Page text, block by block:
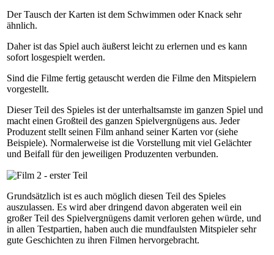
Der Tausch der Karten ist dem Schwimmen oder Knack sehr
ähnlich.
Daher ist das Spiel auch äußerst leicht zu erlernen und es kann
sofort losgespielt werden.
Sind die Filme fertig getauscht werden die Filme den Mitspielern
vorgestellt.
Dieser Teil des Spieles ist der unterhaltsamste im ganzen Spiel und
macht einen Großteil des ganzen Spielvergnügens aus. Jeder
Produzent stellt seinen Film anhand seiner Karten vor (siehe
Beispiele). Normalerweise ist die Vorstellung mit viel Gelächter
und Beifall für den jeweiligen Produzenten verbunden.
Grundsätzlich ist es auch möglich diesen Teil des Spieles
auszulassen. Es wird aber dringend davon abgeraten weil ein
großer Teil des Spielvergnügens damit verloren gehen würde, und
in allen Testpartien, haben auch die mundfaulsten Mitspieler sehr
gute Geschichten zu ihren Filmen hervorgebracht.